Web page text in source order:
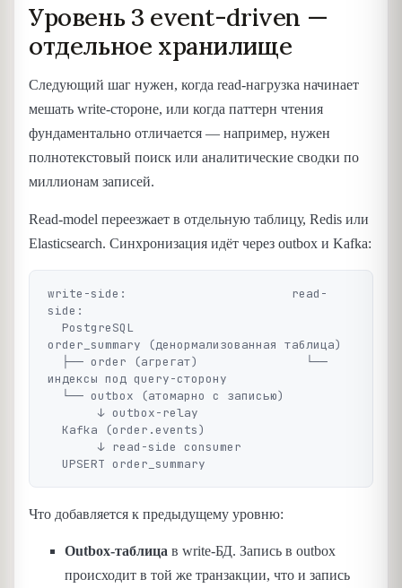
Уровень 3 event-driven —
отдельное хранилище
Следующий шаг нужен, когда read-нагрузка начинает
мешать write-стороне, или когда паттерн чтения
фундаментально отличается — например, нужен
полнотекстовый поиск или аналитические сводки по
миллионам записей.
Read-model переезжает в отдельную таблицу, Redis или
Elasticsearch. Синхронизация идёт через outbox и Kafka:
write-side:                       read-
side:
order_summary (денормализованная таблица)
индексы под query-сторону
Что добавляется к предыдущему уровню:
Outbox-таблица в write-БД. Запись в outbox
происходит в той же транзакции, что и запись